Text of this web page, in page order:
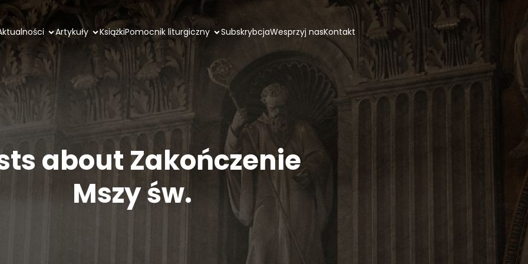
Artykuły KsiążkiPomocnik liturgiczny SubskrybcjaWesprzyj nasKontakt
about Zakończenie
Mszy św.